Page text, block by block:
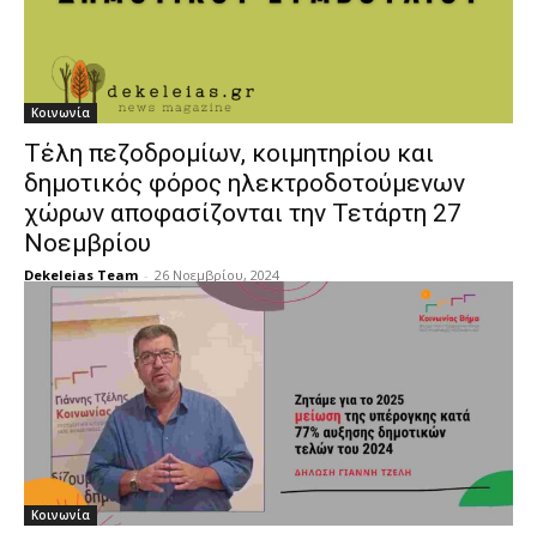
Κοινωνία
Τέλη πεζοδρομίων, κοιμητηρίου και
δημοτικός φόρος ηλεκτροδοτούμενων
χώρων αποφασίζονται την Τετάρτη 27
Νοεμβρίου
Dekeleias Team - 26 Νοεμβρίου, 2024
Κοινωνία